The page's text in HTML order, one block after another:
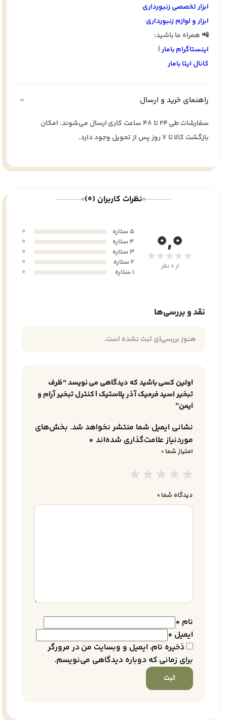
ابزار تخصصی زنبورداری
ابزار و لوازم زنبورداری
📲 همراه ما باشید:
اینستاگرام بامار|
کانال ایتا بامار
راهنمای خرید و ارسال
سفارشات طی ۲۴ تا ۴۸ ساعت کاری ارسال می‌شوند. امکان
بازگشت کالا تا ۷ روز پس از تحویل وجود دارد.
نظرات کاربران (0)
0,0
★★★★★
از 0 نظر
5 ستاره
0
4 ستاره
0
3 ستاره
0
2 ستاره
0
0
نقد و بررسی‌ها
هنوز بررسی‌ای ثبت نشده است.
اولین کسی باشید که دیدگاهی می نویسد “ظرف
تبخیر اسید فرمیک آذر پلاستیک | کنترل تبخیر آرام و
ایمن”
نشانی ایمیل شما منتشر نخواهد شد. بخش‌های
موردنیاز علامت‌گذاری شده‌اند *
امتیاز شما*
دیدگاه شما*
نام *
ایمیل *
ذخیره نام، ایمیل و وبسایت من در مرورگر
برای زمانی که دوباره دیدگاهی می‌نویسم.